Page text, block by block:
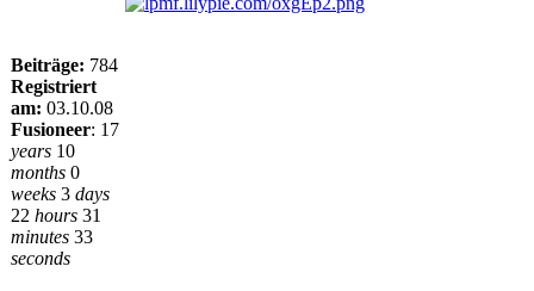
Beiträge: 784
Registriert
am: 03.10.08
Fusioneer: 17
years 10
months 0
weeks 3 days
22 hours 31
minutes 33
seconds